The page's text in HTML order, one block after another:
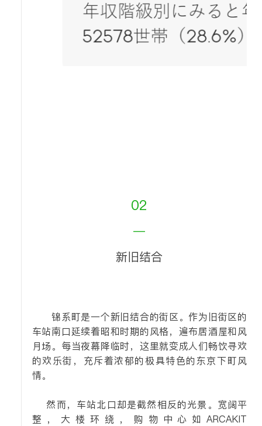
02
—
新旧结合
锦系町是一个新旧结合的街区。作为旧街区的
车站南口延续着昭和时期的风格，遍布居酒屋和风
月场。每当夜幕降临时，这里就变成人们畅饮寻欢
的欢乐街，充斥着浓郁的极具特色的东京下町风
情。
然而，车站北口却是截然相反的光景。宽阔平
整，大楼环绕，购物中心如ARCAKIT